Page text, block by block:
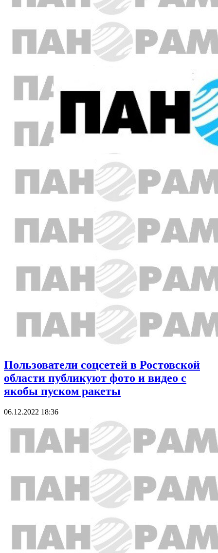
Пользователи соцсетей в Ростовской
области публикуют фото и видео с
якобы пуском ракеты
06.12.2022 18:36